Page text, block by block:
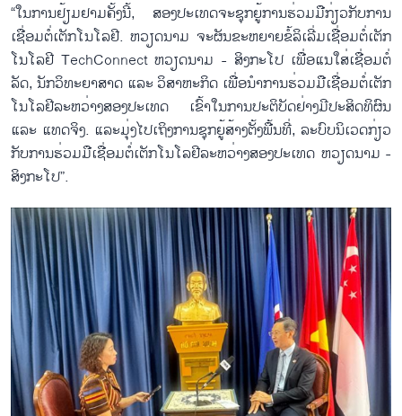
“ໃນ​ການ​ຢ້ຽມ​ຢາມ​ຄັ້ງ​ນີ້, ສອງ​ປະ​ເທດ​ຈະ​ຊຸກ​ຍູ້​ການ​ຮ່ວມ​ມື​ກ່ຽວ​ກັບ​ການ​
ເຊື່ອມ​ຕໍ່​ເຕັກ​ໂນ​ໂລ​ຢີ. ​ຫວຽດ​ນາມ ​ຈະ​ຜັນ​ຂະ​ຫຍາຍ​ຂໍ້​ລິ​ເລີ່ມ​ເຊື່ອມ​ຕໍ່​ເຕັກ​
ໂນ​ໂລ​ຢີ TechConnect ຫວຽດ​ນາມ - ສິງ​ກະ​ໂປ ເພື່ອ​ແນ​ໃສ່​ເຊື່ອມ​ຕໍ່
ລັດ, ນັກ​ວິ​ທະ​ຍາ​ສາດ ແລະ ວິ​ສາ​ຫະ​ກິດ ເພື່ອ​ນຳ​ການ​ຮ່ວມ​ມື​ເຊື່ອມ​ຕໍ່​ເຕັກ​
ໂນ​ໂລ​ຢີ​ລະ​ຫວ່າງ​ສອງ​ປະ​ເທດ ເຂົ້າ​ໃນການ​ປະ​ຕິ​ບັດ​ຢ່າງ​ມີ​ປະ​ສິດ​ທິ​ຜົນ
ແລະ ແທດ​ຈິງ. ແລະມຸ່ງ​ໄປ​ເຖິງ​ການ​ຊຸກ​ຍູ້​ສ້າງ​ຕັ້ງ​ພື້​ນ​ທີ່, ລະ​ບົບ​ນິ​ເວ​ດ​ກ່ຽວ​
ກັບ​ການຮ​່ວມ​ມື​ເຊື່ອມ​ຕ​ໍ່​ເຕັກ​ໂນ​ໂລ​ຢີລະ​ຫວ່າງ​ສອງ​ປະ​ເທດ ຫວຽດ​ນາມ -
ສິງ​ກະ​ໂປ”.